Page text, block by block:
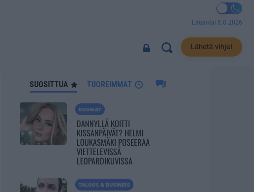
Lauantai 8.8.2026
Lähetä vihje!
SUOSITTUA TUOREIMMAT
KUUMAT
DANNYLLÄ KOITTI
KISSANPÄIVÄT? HELMI
LOUKASMÄKI POSEERAA
VIETTELEVISSÄ
LEOPARDIKUVISSA
TALOUS & BUSINESS